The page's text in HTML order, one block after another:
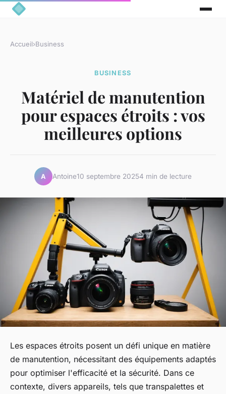
Accueil›Business
BUSINESS
Matériel de manutention
pour espaces étroits : vos
meilleures options
A Antoine10 septembre 20254 min de lecture
Les espaces étroits posent un défi unique en matière
de manutention, nécessitant des équipements adaptés
pour optimiser l'efficacité et la sécurité. Dans ce
contexte, divers appareils, tels que transpalettes et